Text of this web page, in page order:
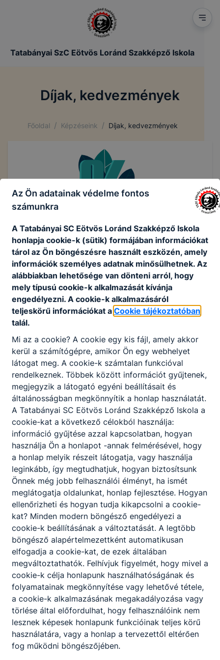
Tatabányai SzC Eötvös Loránd Szakképző Iskola
Díjak, kedvezmények
Főoldal / Képzéseink / Díjak, kedvezmények
Partnereink
Az Ön adatainak védelme fontos
számunkra
A Tatabányai SC Eötvös Loránd Szakképző Iskola
honlapja cookie-k (sütik) formájában információkat
tárol az Ön böngészésre használt eszközén, amely
információk személyes adatnak minősülhetnek. Az
alábbiakban lehetősége van dönteni arról, hogy
mely típusú cookie-k alkalmazását kívánja
engedélyezni. A cookie-k alkalmazásáról
teljeskörű információkat a Cookie tájékoztatóban
talál.
Mi az a cookie? A cookie egy kis fájl, amely akkor
kerül a számítógépre, amikor Ön egy webhelyet
látogat meg. A cookie-k számtalan funkcióval
rendelkeznek. Többek között információt gyűjtenek,
megjegyzik a látogató egyéni beállításait és
általánosságban megkönnyítik a honlap használatát.
A Tatabányai SC Eötvös Loránd Szakképző Iskola a
cookie-kat a következő célokból használja:
információ gyűjtése azzal kapcsolatban, hogyan
használja Ön a honlapot -annak felmérésével, hogy
a honlap melyik részeit látogatja, vagy használja
leginkább, így megtudhatjuk, hogyan biztosítsunk
Önnek még jobb felhasználói élményt, ha ismét
meglátogatja oldalunkat, honlap fejlesztése. Hogyan
ellenőrizheti és hogyan tudja kikapcsolni a cookie-
kat? Minden modern böngésző engedélyezi a
cookie-k beállításának a változtatását. A legtöbb
böngésző alapértelmezettként automatikusan
elfogadja a cookie-kat, de ezek általában
megváltoztathatók. Felhívjuk figyelmét, hogy mivel a
cookie-k célja honlapunk használhatóságának és
folyamatainak megkönnyítése vagy lehetővé tétele,
a cookie-k alkalmazásának megakadályozása vagy
törlése által előfordulhat, hogy felhasználóink nem
lesznek képesek honlapunk funkcióinak teljes körű
használatára, vagy a honlap a tervezettől eltérően
fog működni böngészőjében.